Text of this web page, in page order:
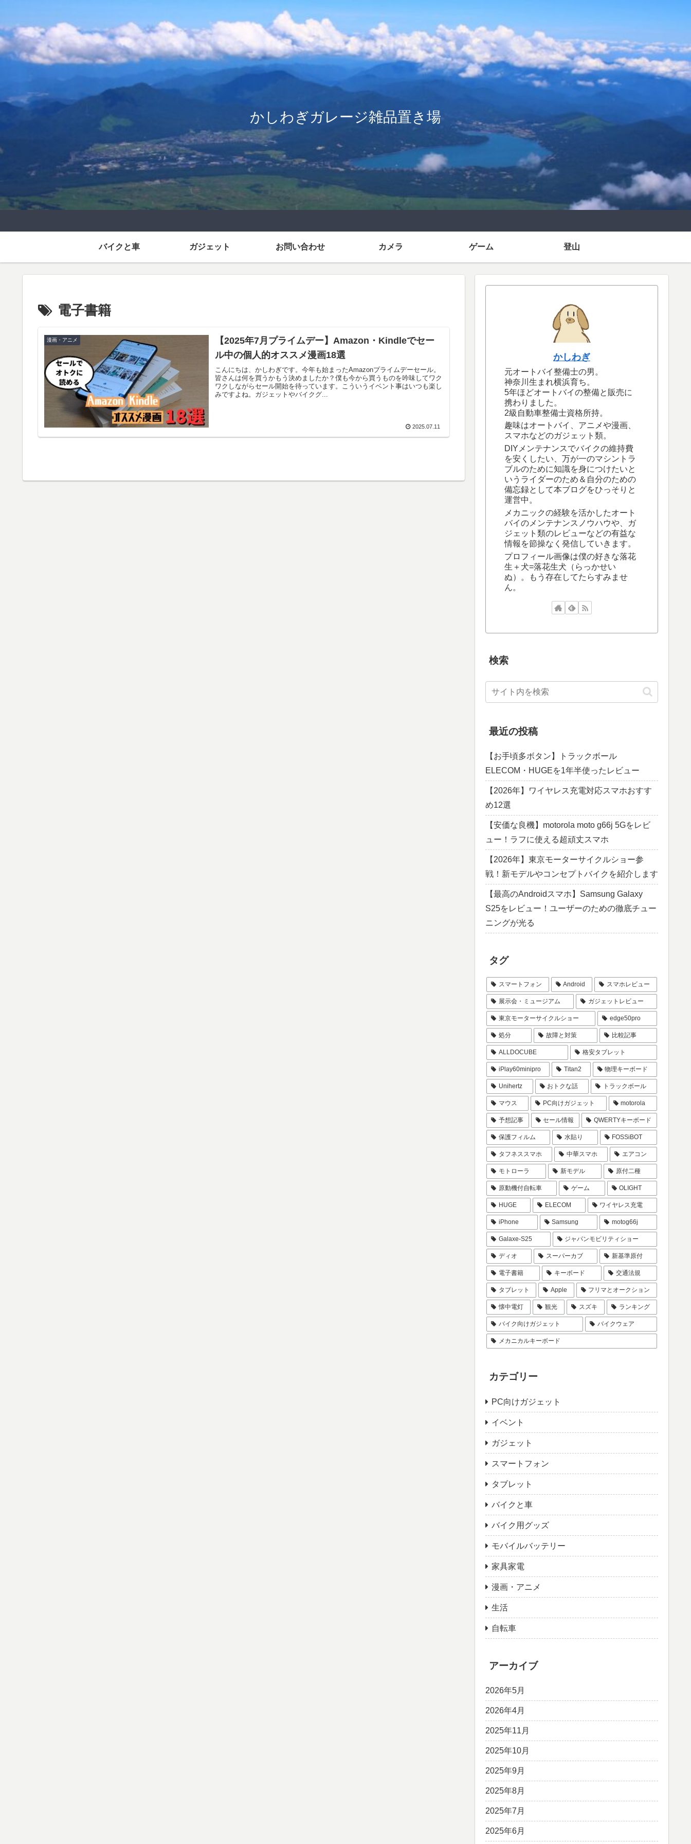
かしわぎガレージ雑品置き場
バイクと車 ガジェット お問い合わせ カメラ ゲーム 登山
電子書籍
漫画・アニメ
【2025年7月プライムデー】Amazon・Kindleでセー
ル中の個人的オススメ漫画18選
こんにちは、かしわぎです。今年も始まったAmazonプライムデーセール。
皆さんは何を買うかもう決めましたか？僕も今から買うものを吟味してワク
ワクしながらセール開始を待っています。こういうイベント事はいつも楽し
みですよね。ガジェットやバイクグ...
2025.07.11
かしわぎ
元オートバイ整備士の男。
神奈川生まれ横浜育ち。
5年ほどオートバイの整備と販売に
携わりました。
2級自動車整備士資格所持。
趣味はオートバイ、アニメや漫画、
スマホなどのガジェット類。
DIYメンテナンスでバイクの維持費
を安くしたい、万が一のマシントラ
ブルのために知識を身につけたいと
いうライダーのため＆自分のための
備忘録として本ブログをひっそりと
運営中。
メカニックの経験を活かしたオート
バイのメンテナンスノウハウや、ガ
ジェット類のレビューなどの有益な
情報を節操なく発信していきます。
プロフィール画像は僕の好きな落花
生＋犬=落花生犬（らっかせい
ぬ）。もう存在してたらすみませ
ん。
検索
最近の投稿
【お手頃多ボタン】トラックボール
ELECOM・HUGEを1年半使ったレビュー
【2026年】ワイヤレス充電対応スマホおすす
め12選
【安価な良機】motorola moto g66j 5Gをレビ
ュー！ラフに使える超頑丈スマホ
【2026年】東京モーターサイクルショー参
戦！新モデルやコンセプトバイクを紹介します
【最高のAndroidスマホ】Samsung Galaxy
S25をレビュー！ユーザーのための徹底チュー
ニングが光る
タグ
スマートフォン Android スマホレビュー
展示会・ミュージアム ガジェットレビュー
東京モーターサイクルショー edge50pro
処分 故障と対策 比較記事
ALLDOCUBE 格安タブレット
iPlay60minipro Titan2 物理キーボード
Unihertz おトクな話 トラックボール
マウス PC向けガジェット motorola
予想記事 セール情報 QWERTYキーボード
保護フィルム 水貼り FOSSiBOT
タフネススマホ 中華スマホ エアコン
モトローラ 新モデル 原付二種
原動機付自転車 ゲーム OLIGHT
HUGE ELECOM ワイヤレス充電
iPhone Samsung motog66j
Galaxe-S25 ジャパンモビリティショー
ディオ スーパーカブ 新基準原付
電子書籍 キーボード 交通法規
タブレット Apple フリマとオークション
懐中電灯 観光 スズキ ランキング
バイク向けガジェット バイクウェア
メカニカルキーボード
カテゴリー
PC向けガジェット
イベント
ガジェット
スマートフォン
タブレット
バイクと車
バイク用グッズ
モバイルバッテリー
家具家電
漫画・アニメ
生活
自転車
アーカイブ
2026年5月
2026年4月
2025年11月
2025年10月
2025年9月
2025年8月
2025年7月
2025年6月